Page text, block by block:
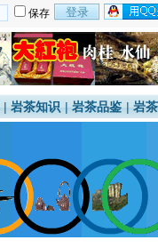
保存
|岩茶知识 |岩茶品鉴 |岩